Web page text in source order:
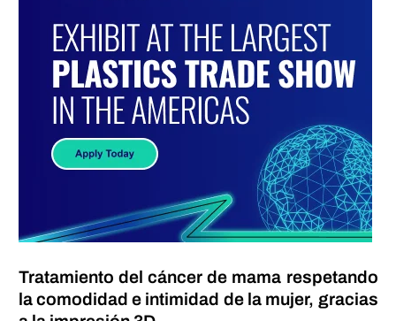
Tratamiento del cáncer de mama respetando
la comodidad e intimidad de la mujer, gracias